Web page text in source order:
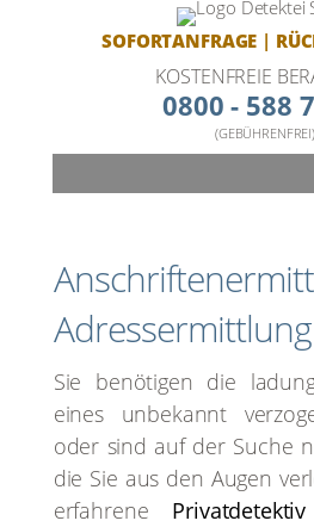
SOFORTANFRAGE |
KOSTENFREIE
0800 - 588
(GEBÜHRENFREI)
Adress­ermitt­lung
Sie benö­ti­gen die
eines unbe­kannt
oder sind auf der Suche
die Sie aus den Augen
erfah­re­ne Pri­vat­de­tek­tiv